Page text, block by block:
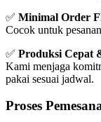
✅ Minimal Order
Cocok untuk
✅ Produksi Cepat
Kami menjaga
pakai sesuai jadwal.
Proses